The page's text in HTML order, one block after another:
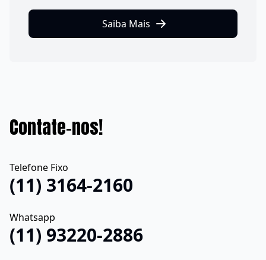
Saiba Mais
Contate-nos!
Telefone Fixo
(11) 3164-2160
Whatsapp
(11) 93220-2886